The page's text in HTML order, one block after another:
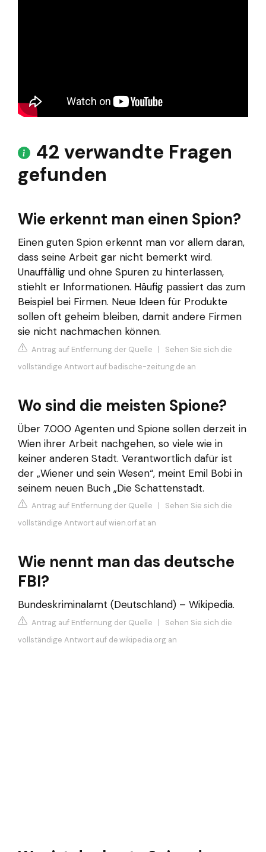
42 verwandte Fragen
gefunden
Wie erkennt man einen Spion?
Einen guten Spion erkennt man vor allem daran,
dass seine Arbeit gar nicht bemerkt wird.
Unauffällig und ohne Spuren zu hinterlassen,
stiehlt er Informationen. Häufig passiert das zum
Beispiel bei Firmen. Neue Ideen für Produkte
sollen oft geheim bleiben, damit andere Firmen
sie nicht nachmachen können.
Antrag auf Entfernung der Quelle | Sehen Sie sich die
vollständige Antwort auf badische-zeitung.de an
Wo sind die meisten Spione?
Über 7.000 Agenten und Spione sollen derzeit in
Wien ihrer Arbeit nachgehen, so viele wie in
keiner anderen Stadt. Verantwortlich dafür ist
der „Wiener und sein Wesen“, meint Emil Bobi in
seinem neuen Buch „Die Schattenstadt.
Antrag auf Entfernung der Quelle | Sehen Sie sich die
vollständige Antwort auf wien.orf.at an
Wie nennt man das deutsche
FBI?
Bundeskriminalamt (Deutschland) – Wikipedia.
Antrag auf Entfernung der Quelle | Sehen Sie sich die
vollständige Antwort auf de.wikipedia.org an